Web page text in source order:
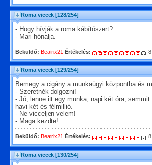
Roma viccek [128/254]
- Hogy hívják a roma kábítószert?
- Mari hónalja.
Beküldő: Beatrix21 Értékelés:
Roma viccek [129/254]
Bemegy a cigány a munkaügyi központba és
- Szeretnék dolgozni!
- Jó, lenne itt egy munka, napi két óra,
havi két és félmillió.
- Ne vicceljen velem!
- Maga kezdte!
Beküldő: Beatrix21 Értékelés:
Roma viccek [130/254]